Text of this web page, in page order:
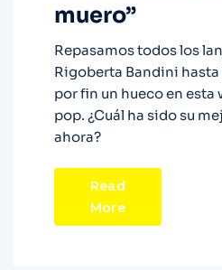
muero”
Repasamos todos los
Rigoberta Bandini hasta
por fin un hueco en esta
pop. ¿Cuál ha sido su
ahora?
Read
More